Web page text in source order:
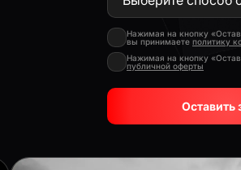
Нажимая на кнопку
вы принимаете политику
Нажимая на кнопку
публичной оферты
Оставить